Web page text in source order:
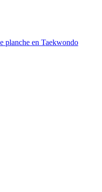
planche en Taekwondo